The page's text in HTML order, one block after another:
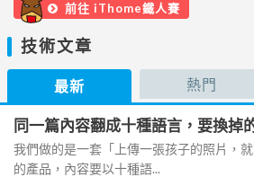
前往 iThome鐵人賽
技術文章
最新 熱門
同一篇內容翻成十種語言，要換掉
我們做的是一套「上傳一張孩子的照片，就
的產品，內容要以十種語...